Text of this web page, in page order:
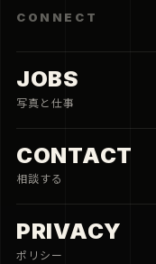
CONNECT
JOBS
写真と仕事
CONTACT
相談する
PRIVACY
ポリシー